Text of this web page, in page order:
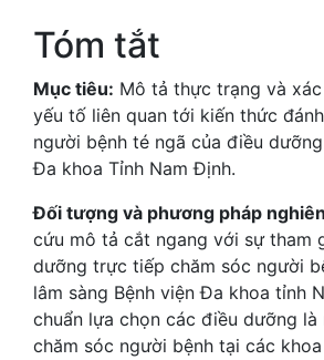
Tóm tắt
Mục tiêu: Mô tả thực trạng và
yếu tố liên quan tới kiến thức
người bệnh té ngã của điều
Đa khoa Tỉnh Nam Định.
Đối tượng và phương pháp
cứu mô tả cắt ngang với sự tham
dưỡng trực tiếp chăm sóc người
lâm sàng Bệnh viện Đa khoa tỉnh
chuẩn lựa chọn các điều dưỡng
chăm sóc người bệnh tại các